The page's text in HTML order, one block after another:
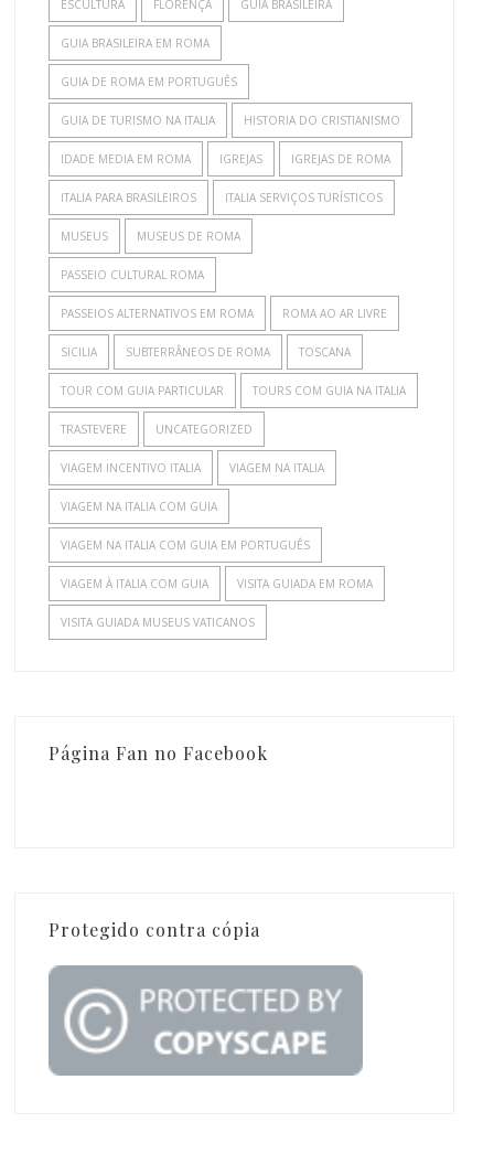
ESCULTURA FLORENÇA GUIA BRASILEIRA
GUIA BRASILEIRA EM ROMA
GUIA DE ROMA EM PORTUGUÊS
GUIA DE TURISMO NA ITALIA HISTORIA DO CRISTIANISMO
IDADE MEDIA EM ROMA IGREJAS IGREJAS DE ROMA
ITALIA PARA BRASILEIROS ITALIA SERVIÇOS TURÍSTICOS
MUSEUS MUSEUS DE ROMA
PASSEIO CULTURAL ROMA
PASSEIOS ALTERNATIVOS EM ROMA ROMA AO AR LIVRE
SICILIA SUBTERRÂNEOS DE ROMA TOSCANA
TOUR COM GUIA PARTICULAR TOURS COM GUIA NA ITALIA
TRASTEVERE UNCATEGORIZED
VIAGEM INCENTIVO ITALIA VIAGEM NA ITALIA
VIAGEM NA ITALIA COM GUIA
VIAGEM NA ITALIA COM GUIA EM PORTUGUÊS
VIAGEM À ITALIA COM GUIA VISITA GUIADA EM ROMA
VISITA GUIADA MUSEUS VATICANOS
Página Fan no Facebook
Protegido contra cópia